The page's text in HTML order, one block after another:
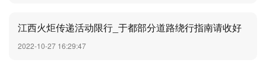
江西火炬传递活动限行_于都部分道路绕行指南请收好
2022-10-27 16:29:47